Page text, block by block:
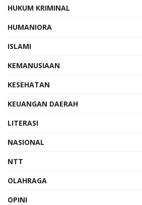
HUKUM KRIMINAL
HUMANIORA
ISLAMI
KEMANUSIAAN
KESEHATAN
KEUANGAN DAERAH
LITERASI
NASIONAL
NTT
OLAHRAGA
OPINI